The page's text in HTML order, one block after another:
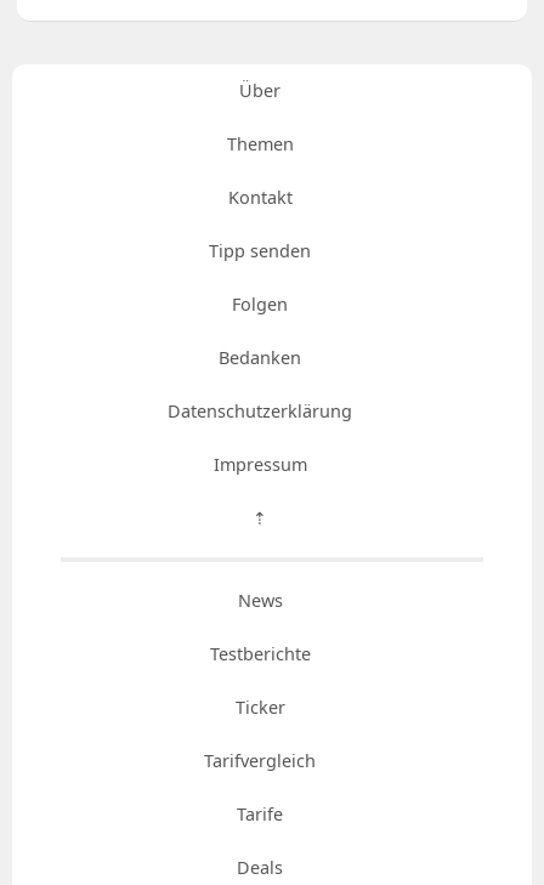
Über
Themen
Kontakt
Tipp senden
Folgen
Bedanken
Datenschutzerklärung
Impressum
⇡
News
Testberichte
Ticker
Tarifvergleich
Tarife
Deals